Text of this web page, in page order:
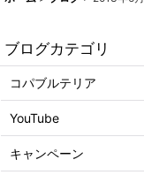
ブログカテゴリ
コパブルテリア
YouTube
キャンペーン